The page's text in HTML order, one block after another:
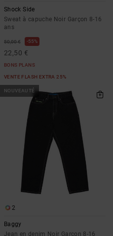
Shock Side
Sweat à capuche Noir Garçon 8-16
ans
50,00 € 55%
22,50 €
BONS PLANS
VENTE FLASH EXTRA 25%
NOUVEAUTÉ
2
Baggy
Jean en denim Noir Garçon 8-16